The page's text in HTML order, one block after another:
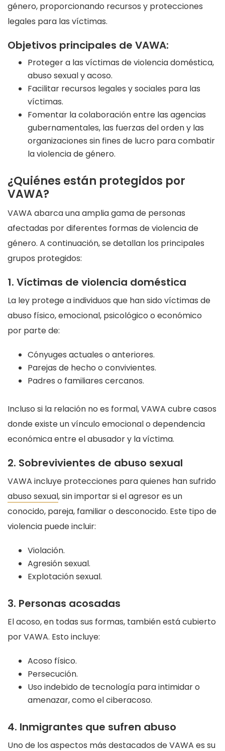
género, proporcionando recursos y protecciones
legales para las víctimas.
Objetivos principales de VAWA:
Proteger a las víctimas de violencia doméstica,
abuso sexual y acoso.
Facilitar recursos legales y sociales para las
víctimas.
Fomentar la colaboración entre las agencias
gubernamentales, las fuerzas del orden y las
organizaciones sin fines de lucro para combatir
la violencia de género.
¿Quiénes están protegidos por
VAWA?
VAWA abarca una amplia gama de personas
afectadas por diferentes formas de violencia de
género. A continuación, se detallan los principales
grupos protegidos:
1. Víctimas de violencia doméstica
La ley protege a individuos que han sido víctimas de
abuso físico, emocional, psicológico o económico
por parte de:
Cónyuges actuales o anteriores.
Parejas de hecho o convivientes.
Padres o familiares cercanos.
Incluso si la relación no es formal, VAWA cubre casos
donde existe un vínculo emocional o dependencia
económica entre el abusador y la víctima.
2. Sobrevivientes de abuso sexual
VAWA incluye protecciones para quienes han sufrido
abuso sexual, sin importar si el agresor es un
conocido, pareja, familiar o desconocido. Este tipo de
violencia puede incluir:
Violación.
Agresión sexual.
Explotación sexual.
3. Personas acosadas
El acoso, en todas sus formas, también está cubierto
por VAWA. Esto incluye:
Acoso físico.
Persecución.
Uso indebido de tecnología para intimidar o
amenazar, como el ciberacoso.
4. Inmigrantes que sufren abuso
Uno de los aspectos más destacados de VAWA es su